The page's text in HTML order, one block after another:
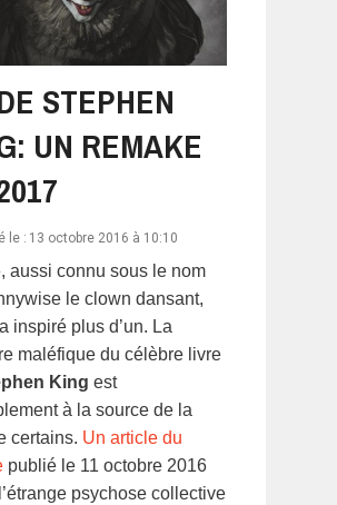
STEPHEN
UN REMAKE
le : 13 octobre 2016 à 10:10
aussi connu sous le nom
le clown dansant,
inspiré plus d’un. La
maléfique du célèbre livre
King est
à la source de la
certains. Un article du
publié le 11 octobre 2016
psychose collective